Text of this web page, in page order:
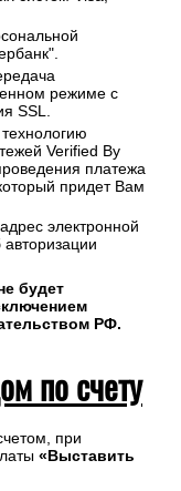
режиме с
SSL.
Verified By
платежа
придет Вам
электронной
будет
РФ.
по счету
при
«Выставить